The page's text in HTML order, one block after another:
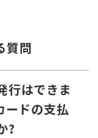
質問
行はできま
ードの支払
?